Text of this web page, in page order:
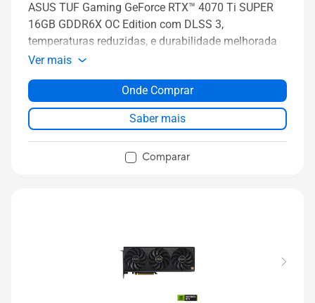
ASUS TUF Gaming GeForce RTX™ 4070 Ti SUPER
16GB GDDR6X OC Edition com DLSS 3,
temperaturas reduzidas, e durabilidade melhorada
Ver mais
Onde Comprar
Saber mais
Comparar